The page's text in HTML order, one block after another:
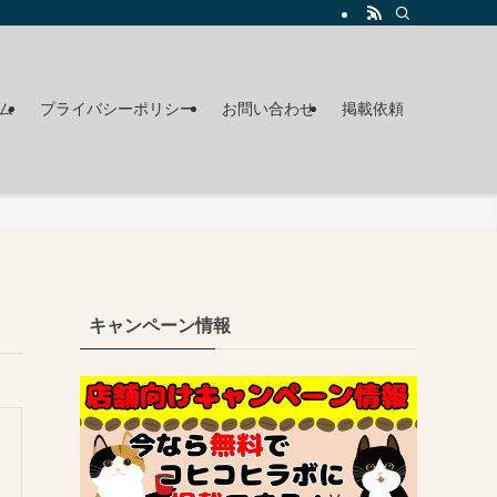
プライバシーポリシー お問い合わせ 掲載依頼
キャンペーン情報